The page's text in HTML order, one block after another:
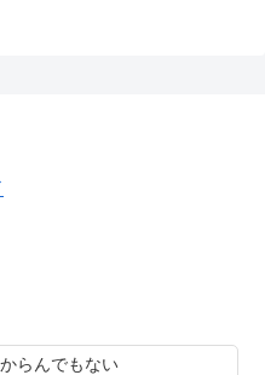
らんでもない